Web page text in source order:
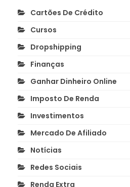
Cartões De Crédito
Cursos
Dropshipping
Finanças
Ganhar Dinheiro Online
Imposto De Renda
Investimentos
Mercado De Afiliado
Notícias
Redes Sociais
Renda Extra